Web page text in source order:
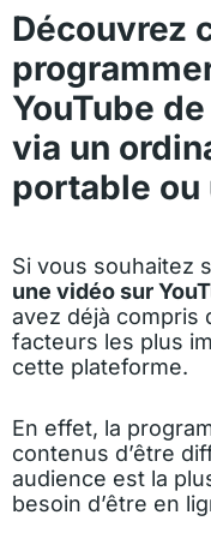
Découvrez
YouTube
via un
portable ou
Si vous souhaitez
une vidéo sur
avez déjà compris
facteurs les plus
cette plateforme.
En effet, la
contenus d’être
audience est la
besoin d’être en